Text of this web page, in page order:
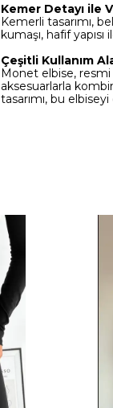
Kemer Detayı ile
Kemerli tasarımı,
kumaşı, hafif
Çeşitli Kullanım
Monet elbise, resmi
aksesuarlarla
tasarımı, bu